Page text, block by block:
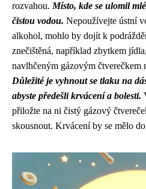
rozvahou. Místo, kde se ulomil
čistou vodou. Nepoužívejte ústní
alkohol, mohlo by dojít k
znečištěná, například zbytkem
navlhčeným gázovým čtverečkem
Důležité je vyhnout se tlaku na
abyste předešli krvácení a bolesti.
přiložte na ni čistý gázový
skousnout. Krvácení by se mělo